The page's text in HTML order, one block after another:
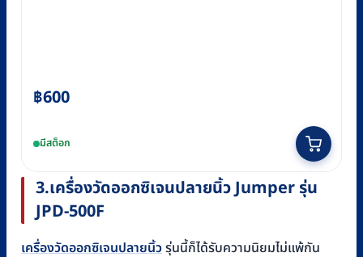
฿600
มีสต็อก
3.เครื่องวัดออกซิเจนปลายนิ้วJumper รุ่น
JPD-500F
เครื่องวัดออกซิเจนปลายนิ้วรุ่นนี้ก็ได้รับความนิยมไม่แพ้กัน